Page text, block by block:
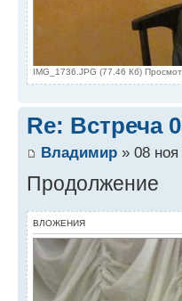
IMG_1736.JPG (77.46 Кб)
Re: Встреча
Владимир » 08
Продолжение
ВЛОЖЕНИЯ